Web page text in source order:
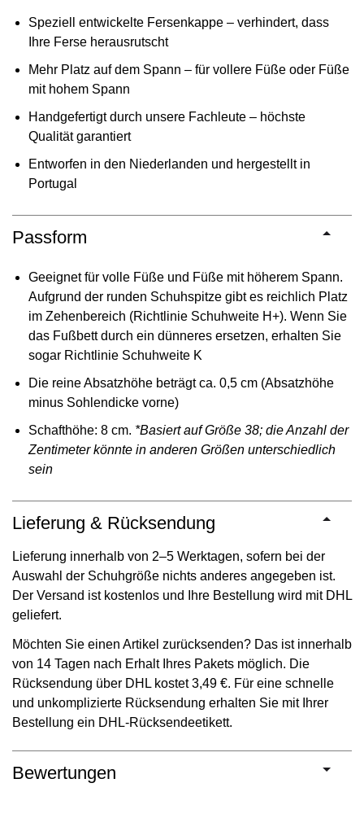
Speziell entwickelte Fersenkappe – verhindert, dass
Ihre Ferse herausrutscht
Mehr Platz auf dem Spann – für vollere Füße oder Füße
mit hohem Spann
Handgefertigt durch unsere Fachleute – höchste
Qualität garantiert
Entworfen in den Niederlanden und hergestellt in
Portugal
Passform
Geeignet für volle Füße und Füße mit höherem Spann.
Aufgrund der runden Schuhspitze gibt es reichlich Platz
im Zehenbereich (Richtlinie Schuhweite H+). Wenn Sie
das Fußbett durch ein dünneres ersetzen, erhalten Sie
sogar Richtlinie Schuhweite K
Die reine Absatzhöhe beträgt ca. 0,5 cm (Absatzhöhe
minus Sohlendicke vorne)
Schafthöhe: 8 cm. *Basiert auf Größe 38; die Anzahl der
Zentimeter könnte in anderen Größen unterschiedlich
sein
Lieferung & Rücksendung
Lieferung innerhalb von 2–5 Werktagen, sofern bei der
Auswahl der Schuhgröße nichts anderes angegeben ist.
Der Versand ist kostenlos und Ihre Bestellung wird mit DHL
geliefert.
Möchten Sie einen Artikel zurücksenden? Das ist innerhalb
von 14 Tagen nach Erhalt Ihres Pakets möglich. Die
Rücksendung über DHL kostet 3,49 €. Für eine schnelle
und unkomplizierte Rücksendung erhalten Sie mit Ihrer
Bestellung ein DHL-Rücksendeetikett.
Bewertungen